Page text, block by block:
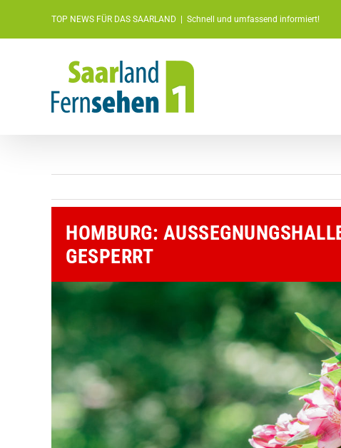
TOP NEWS FÜR DAS SAARLAND Schnell und umfassend informiert!
HOMBURG:
GESPERRT